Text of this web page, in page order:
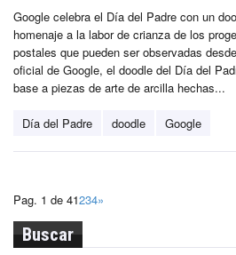
Google celebra el Día del Padre con un
homenaje a la labor de crianza de los
postales que pueden ser observadas
oficial de Google, el doodle del Día del
base a piezas de arte de arcilla hechas...
Día del Padre doodle Google
Pag. 1 de 41234»
Buscar